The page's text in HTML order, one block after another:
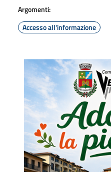
Argomenti:
Accesso all'informazione